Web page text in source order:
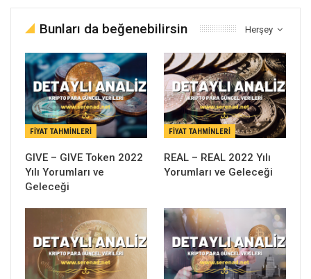
Herşey
Bunları da beğenebilirsin
FIYAT TAHMINLERI
GIVE – GIVE Token 2022
Yılı Yorumları ve
Geleceği
FIYAT TAHMINLERI
REAL – REAL 2022 Yılı
Yorumları ve Geleceği